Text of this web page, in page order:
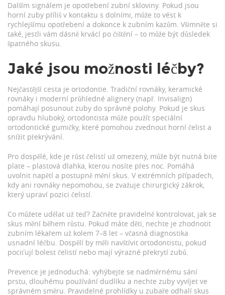
Dalším signálem je opotřebení zubní skloviny. Pokud jsou
horní zuby příliš v kontaktu s dolními, může to vést k
rychlejšímu opotřebení a dokonce k zubním kazům. Všimněte si
také, jestli vám dásně krvácí po čištění – to může být důsledek
špatného skusu.
Jaké jsou možnosti léčby?
Nejčastější cesta je ortodontie. Tradiční rovnáky, keramické
rovnáky i moderní průhledné alignery (např. Invisalign)
pomáhají posunout zuby do správné polohy. Pokud je skus
opravdu hluboký, ortodontista může použít speciální
ortodontické gumičky, které pomohou zvednout horní čelist a
snížit překrývání.
Pro dospělé, kde je růst čelistí už omezený, může být nutná bite
plate – plastová dlahka, kterou nosíte přes noc. Pomáhá
uvolnit napětí a postupně mění skus. V extrémních případech,
kdy ani rovnáky nepomohou, se zvažuje chirurgický zákrok,
který upraví pozici čelistí.
Co můžete udělat už teď? Začněte pravidelně kontrolovat, jak se
skus mění během růstu. Pokud máte děti, nechte je zhodnotit
zubním lékařem už kolem 7–8 let – včasná diagnostika
usnadní léčbu. Dospělí by měli navštívit ortodontistu, pokud
pociťují bolest čelistí nebo mají výrazné překrytí zubů.
Prevence je jednoduchá: vyhýbejte se nadměrnému sání
prstu, dlouhému používání dudlíku a nechte zuby vyvíjet ve
správném směru. Pravidelné prohlídky u zubaře odhalí skus